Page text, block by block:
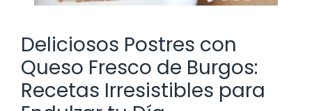
Deliciosos Postres con
Queso Fresco de Burgos:
Recetas Irresistibles para